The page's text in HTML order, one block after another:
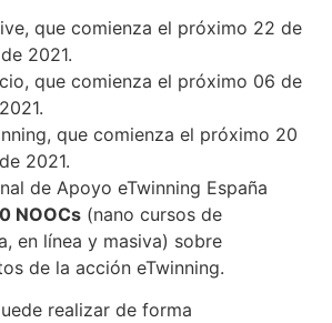
que comienza el próximo 22 de
2021.
que comienza el próximo 06 de
que comienza el próximo 20
2021.
de Apoyo eTwinning España
NOOCs (nano cursos de
en línea y masiva) sobre
de la acción eTwinning.
realizar de forma